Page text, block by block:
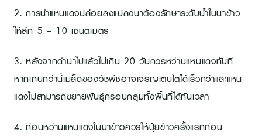
2. การนำแหนแดงปล่อยลงแปลงนาต้องรักษาระดับน้ำในนาข้าว
ให้ลึก 5 – 10 เซนติเมตร
3. หลังจากดำนาไปแล้วไม่เกิน 20 วันควรหว่านแหนแดงทันที
หากเกินกว่านี้เมล็ดของวัชพืชอาจเจริญเติบโตได้เร็วกว่าและแหน
แดงไม่สามารถขยายพันธุ์ครอบคลุมทั้งพื้นที่ได้ทันเวลา
4. ก่อนหว่านแหนแดงในนาข้าวควรให้ปุ๋ยข้าวครั้งแรกก่อน